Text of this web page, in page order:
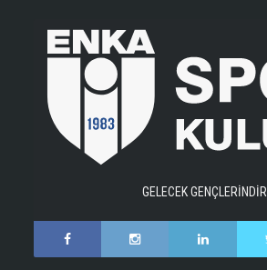
GELECEK GENÇLERİNDİR